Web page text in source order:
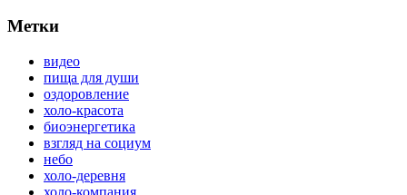
Метки
видео
пища для души
оздоровление
холо-красота
биоэнергетика
взгляд на социум
небо
холо-деревня
холо-компания